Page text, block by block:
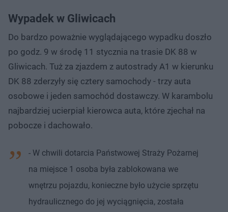
Wypadek w Gliwicach
Do bardzo poważnie wyglądającego wypadku doszło
po godz. 9 w środę 11 stycznia na trasie DK 88 w
Gliwicach. Tuż za zjazdem z autostrady A1 w kierunku
DK 88 zderzyły się cztery samochody - trzy auta
osobowe i jeden samochód dostawczy. W karambolu
najbardziej ucierpiał kierowca auta, które zjechał na
pobocze i dachowało.
- W chwili dotarcia Państwowej Straży Pożarnej
na miejsce 1 osoba była zablokowana we
wnętrzu pojazdu, konieczne było użycie sprzętu
hydraulicznego do jej wyciągnięcia, została